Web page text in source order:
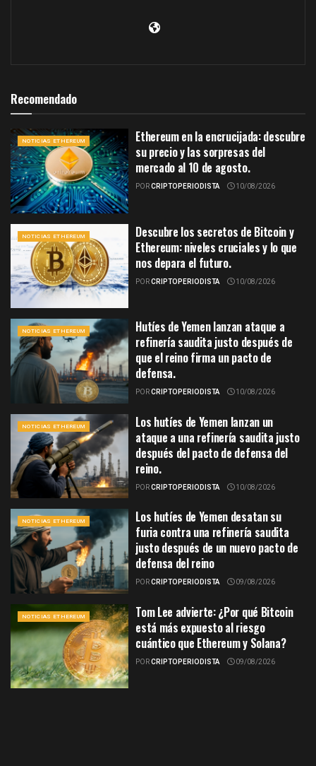
Recomendado
NOTICIAS ETHEREUM
Ethereum en la encrucijada: descubre
su precio y las sorpresas del
mercado al 10 de agosto.
PORCRIPTOPERIODISTA 10/08/2026
NOTICIAS ETHEREUM
Descubre los secretos de Bitcoin y
Ethereum: niveles cruciales y lo que
nos depara el futuro.
PORCRIPTOPERIODISTA 10/08/2026
NOTICIAS ETHEREUM
Hutíes de Yemen lanzan ataque a
refinería saudita justo después de
que el reino firma un pacto de
defensa.
PORCRIPTOPERIODISTA 10/08/2026
NOTICIAS ETHEREUM
Los hutíes de Yemen lanzan un
ataque a una refinería saudita justo
después del pacto de defensa del
reino.
PORCRIPTOPERIODISTA 10/08/2026
NOTICIAS ETHEREUM
Los hutíes de Yemen desatan su
furia contra una refinería saudita
justo después de un nuevo pacto de
defensa del reino
PORCRIPTOPERIODISTA 09/08/2026
NOTICIAS ETHEREUM
Tom Lee advierte: ¿Por qué Bitcoin
está más expuesto al riesgo
cuántico que Ethereum y Solana?
PORCRIPTOPERIODISTA 09/08/2026